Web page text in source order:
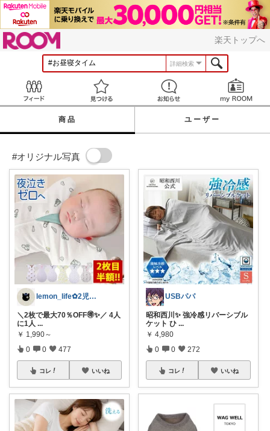
楽天トップへ
詳細検索
見つける お知らせ
商品 ユーザー
#オリジナル写真
lemon_life✿2児ママ
＼2枚で最大70％OFF🉐✨／ 4人
に1人 ...
￥ 1,990～
0 0 477
コレ いいね
USBパパ
昭和西川✨ 強冷感リバーシブル
ケット ひ ...
￥ 4,980
0 0 272
コレ いいね